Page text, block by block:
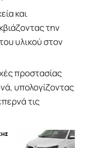
και
την
υλικού στον
προστασίας
υπολογίζοντας
τις